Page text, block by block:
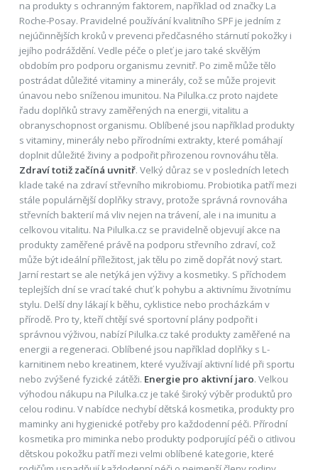
na produkty s ochranným faktorem, například od značky La
Roche-Posay. Pravidelné používání kvalitního SPF je jedním z
nejúčinnějších kroků v prevenci předčasného stárnutí pokožky i
jejího podráždění. Vedle péče o pleť je jaro také skvělým
obdobím pro podporu organismu zevnitř. Po zimě může tělo
postrádat důležité vitaminy a minerály, což se může projevit
únavou nebo sníženou imunitou. Na Pilulka.cz proto najdete
řadu doplňků stravy zaměřených na energii, vitalitu a
obranyschopnost organismu. Oblíbené jsou například produkty
s vitaminy, minerály nebo přírodními extrakty, které pomáhají
doplnit důležité živiny a podpořit přirozenou rovnováhu těla.
Zdraví totiž začíná uvnitř. Velký důraz se v posledních letech
klade také na zdraví střevního mikrobiomu. Probiotika patří mezi
stále populárnější doplňky stravy, protože správná rovnováha
střevních bakterií má vliv nejen na trávení, ale i na imunitu a
celkovou vitalitu. Na Pilulka.cz se pravidelně objevují akce na
produkty zaměřené právě na podporu střevního zdraví, což
může být ideální příležitost, jak tělu po zimě dopřát nový start.
Jarní restart se ale netýká jen výživy a kosmetiky. S příchodem
teplejších dní se vrací také chuť k pohybu a aktivnímu životnímu
stylu. Delší dny lákají k běhu, cyklistice nebo procházkám v
přírodě. Pro ty, kteří chtějí své sportovní plány podpořit i
správnou výživou, nabízí Pilulka.cz také produkty zaměřené na
energii a regeneraci. Oblíbené jsou například doplňky s L-
karnitinem nebo kreatinem, které využívají aktivní lidé při sportu
nebo zvýšené fyzické zátěži. Energie pro aktivní jaro. Velkou
výhodou nákupu na Pilulka.cz je také široký výběr produktů pro
celou rodinu. V nabídce nechybí dětská kosmetika, produkty pro
maminky ani hygienické potřeby pro každodenní péči. Přírodní
kosmetika pro miminka nebo produkty podporující péči o citlivou
dětskou pokožku patří mezi velmi oblíbené kategorie, které